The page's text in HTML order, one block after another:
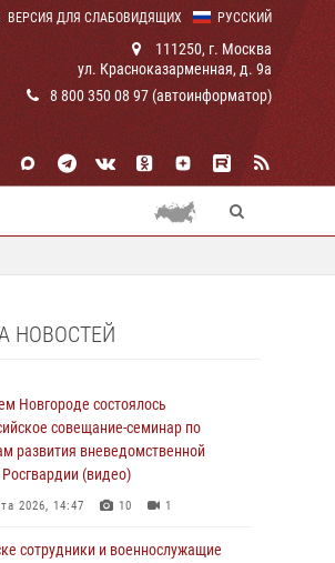
РУССКИЙ
ВЕРСИЯ ДЛЯ СЛАБОВИДЯЩИХ
111250, г. Москва
ул. Красноказарменная, д. 9а
8 800 350 08 97 (автоинформатор)
НОВОСТЕЙ
Новгороде состоялось
совещание-семинар по
развития вневедомственной
(видео)
2026, 14:47 10 1
сотрудники и военнослужащие